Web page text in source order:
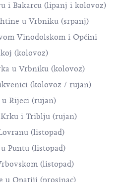
i Bakarcu (lipanj i kolovoz)
u Vrbniku (srpanj)
Vinodolskom i Općini
(kolovoz)
u Vrbniku (kolovoz)
(kolovoz / rujan)
Rijeci (rujan)
i Triblju (rujan)
(listopad)
Puntu (listopad)
(listopad)
u Opatiji (prosinac)